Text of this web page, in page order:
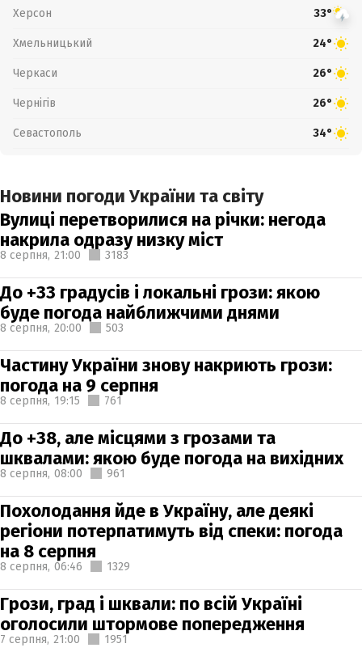
Херсон 33°
Хмельницький 24°
Черкаси 26°
Чернігів 26°
Севастополь 34°
Новини погоди України та світу
Вулиці перетворилися на річки: негода
накрила одразу низку міст
8 серпня, 21:00 3183
До +33 градусів і локальні грози: якою
буде погода найближчими днями
8 серпня, 20:00 503
Частину України знову накриють грози:
погода на 9 серпня
8 серпня, 19:15 761
До +38, але місцями з грозами та
шквалами: якою буде погода на вихідних
8 серпня, 08:00 961
Похолодання йде в Україну, але деякі
регіони потерпатимуть від спеки: погода
на 8 серпня
8 серпня, 06:46 1329
Грози, град і шквали: по всій Україні
оголосили штормове попередження
7 серпня, 21:00 1951